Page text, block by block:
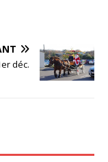
déc.